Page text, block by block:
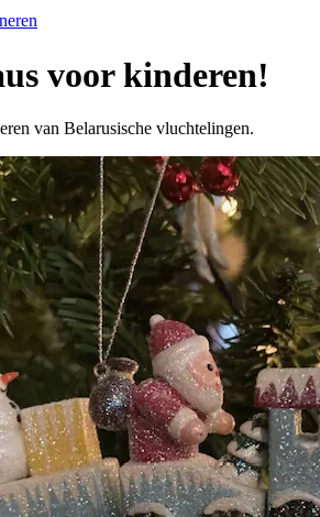
voor kinderen!
van Belarusische vluchtelingen.